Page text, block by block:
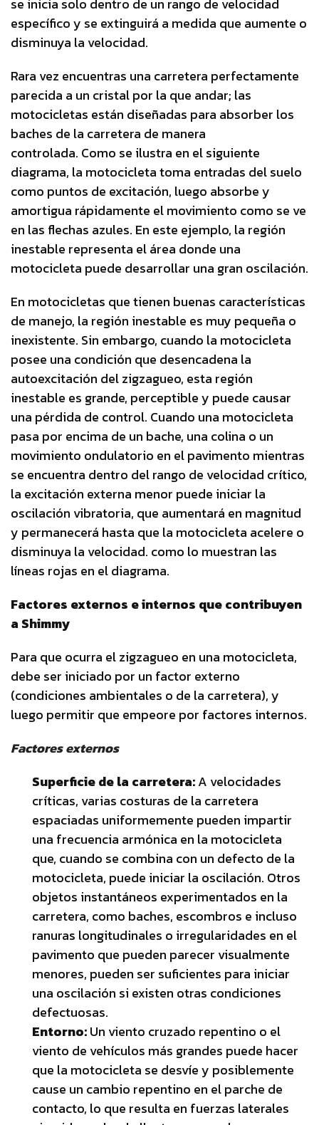
se inicia solo dentro de un rango de velocidad
específico y se extinguirá a medida que aumente o
disminuya la velocidad.
Rara vez encuentras una carretera perfectamente
parecida a un cristal por la que andar; las
motocicletas están diseñadas para absorber los
baches de la carretera de manera
controlada. Como se ilustra en el siguiente
diagrama, la motocicleta toma entradas del suelo
como puntos de excitación, luego absorbe y
amortigua rápidamente el movimiento como se ve
en las flechas azules. En este ejemplo, la región
inestable representa el área donde una
motocicleta puede desarrollar una gran oscilación.
En motocicletas que tienen buenas características
de manejo, la región inestable es muy pequeña o
inexistente. Sin embargo, cuando la motocicleta
posee una condición que desencadena la
autoexcitación del zigzagueo, esta región
inestable es grande, perceptible y puede causar
una pérdida de control. Cuando una motocicleta
pasa por encima de un bache, una colina o un
movimiento ondulatorio en el pavimento mientras
se encuentra dentro del rango de velocidad crítico,
la excitación externa menor puede iniciar la
oscilación vibratoria, que aumentará en magnitud
y permanecerá hasta que la motocicleta acelere o
disminuya la velocidad. como lo muestran las
líneas rojas en el diagrama.
Factores externos e internos que contribuyen
a Shimmy
Para que ocurra el zigzagueo en una motocicleta,
debe ser iniciado por un factor externo
(condiciones ambientales o de la carretera), y
luego permitir que empeore por factores internos.
Factores externos
Superficie de la carretera:A velocidades
críticas, varias costuras de la carretera
espaciadas uniformemente pueden impartir
una frecuencia armónica en la motocicleta
que, cuando se combina con un defecto de la
motocicleta, puede iniciar la oscilación. Otros
objetos instantáneos experimentados en la
carretera, como baches, escombros e incluso
ranuras longitudinales o irregularidades en el
pavimento que pueden parecer visualmente
menores, pueden ser suficientes para iniciar
una oscilación si existen otras condiciones
defectuosas.
Entorno:Un viento cruzado repentino o el
viento de vehículos más grandes puede hacer
que la motocicleta se desvíe y posiblemente
cause un cambio repentino en el parche de
contacto, lo que resulta en fuerzas laterales